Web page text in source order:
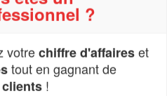
?
votrechiffre d'affaireset
tout en gagnant de
!